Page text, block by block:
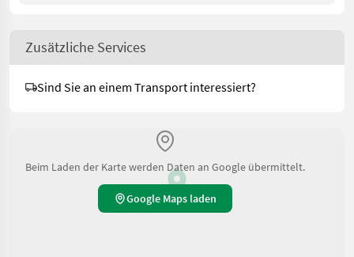
Zusätzliche Services
Sind Sie an einem Transport interessiert?
Beim Laden der Karte werden Daten an Google übermittelt.
Google Maps laden